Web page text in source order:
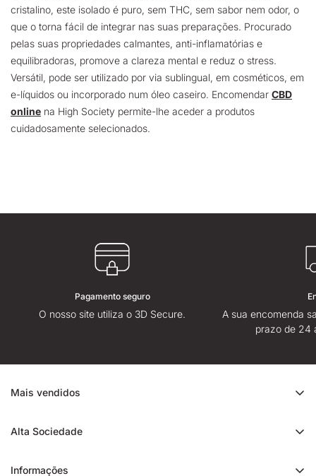
cristalino, este isolado é puro, sem THC, sem sabor nem odor, o
que o torna fácil de integrar nas suas preparações. Procurado
pelas suas propriedades calmantes, anti-inflamatórias e
equilibradoras, promove a clareza mental e reduz o stress.
Versátil, pode ser utilizado por via sublingual, em cosméticos, em
e-líquidos ou incorporado num óleo caseiro. Encomendar CBD
online na High Society permite-lhe aceder a produtos
cuidadosamente selecionados.
Pagamento seguro
O nosso site utiliza o 3D Secure.
A sua encomenda
prazo de 24
Mais vendidos
Cali CBD
Alta Sociedade
Informações